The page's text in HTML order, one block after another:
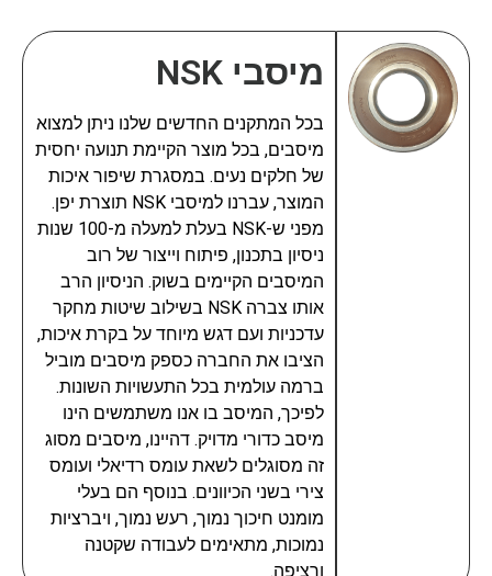
מיסבי NSK
בכל המתקנים החדשים שלנו ניתן למצוא
מיסבים, בכל מוצר הקיימת תנועה יחסית
של חלקים נעים. במסגרת שיפור איכות
המוצר, עברנו למיסבי NSK תוצרת יפן.
מפני ש-NSK בעלת למעלה מ-100 שנות
ניסיון בתכנון, פיתוח וייצור של רוב
המיסבים הקיימים בשוק. הניסיון הרב
אותו צברה NSK בשילוב שיטות מחקר
עדכניות ועם דגש מיוחד על בקרת איכות,
הציבו את החברה כספק מיסבים מוביל
ברמה עולמית בכל התעשויות השונות.
לפיכך, המיסב בו אנו משתמשים הינו
מיסב כדורי מדויק. דהיינו, מיסבים מסוג
זה מסוגלים לשאת עומס רדיאלי ועומס
צירי בשני הכיוונים. בנוסף הם בעלי
מומנט חיכוך נמוך, רעש נמוך, ויברציות
נמוכות, מתאימים לעבודה שקטנה
ורציפה.